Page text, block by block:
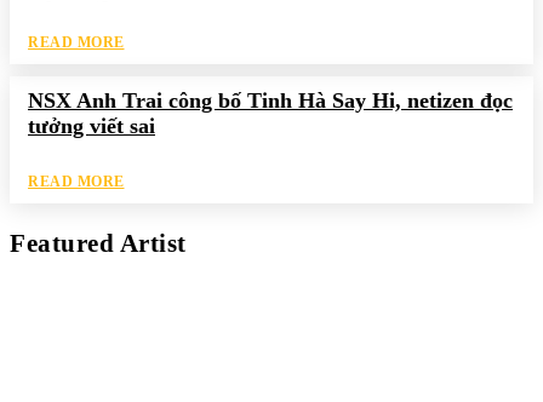
READ MORE
NSX Anh Trai công bố Tinh Hà Say Hi, netizen đọc
tưởng viết sai
READ MORE
Featured Artist